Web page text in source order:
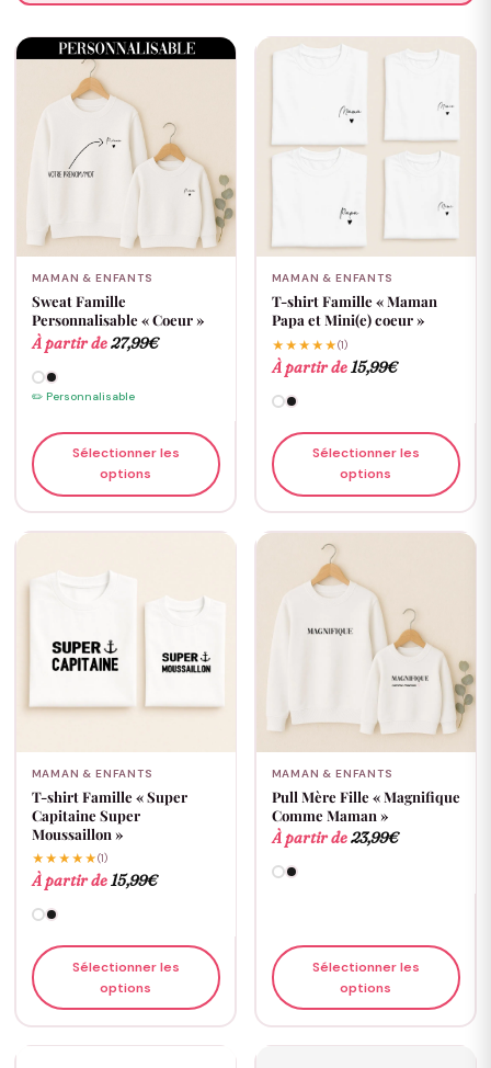
MAMAN & ENFANTS
Sweat Famille
Personnalisable « Coeur »
À partir de27,99€
✏️ Personnalisable
Sélectionner les
options
MAMAN & ENFANTS
T-shirt Famille « Maman
Papa et Mini(e) coeur »
★★★★★(1)
À partir de15,99€
Sélectionner les
options
MAMAN & ENFANTS
T-shirt Famille « Super
Capitaine Super
Moussaillon »
★★★★★(1)
À partir de15,99€
Sélectionner les
options
MAMAN & ENFANTS
Pull Mère Fille « Magnifique
Comme Maman »
À partir de23,99€
Sélectionner les
options